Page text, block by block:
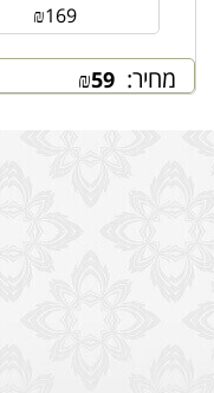
מחיר: ₪59
₪169